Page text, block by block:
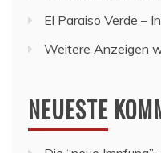
El Paraiso Verde –
Weitere Anzeigen
NEUESTE